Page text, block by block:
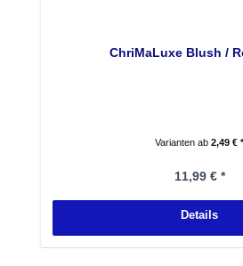
ChriMaLuxe Blush /
Varianten ab 2,49 € *
Regulärer
11,99 € *
Details